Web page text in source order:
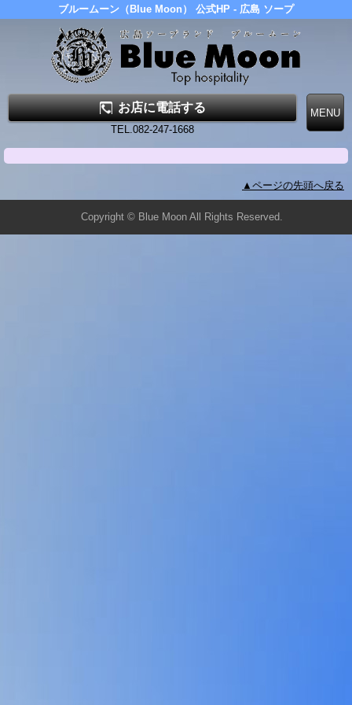
ブルームーン（Blue Moon） 公式HP - 広島 ソープ
お店に電話する
TEL.082-247-1668
▲ページの先頭へ戻る
Copyright © Blue Moon All Rights Reserved.